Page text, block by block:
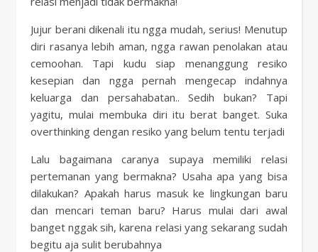
Jujur berani dikenali itu ngga mudah, serius! Menutup
diri rasanya lebih aman, ngga rawan penolakan atau
cemoohan. Tapi kudu siap menanggung resiko
kesepian dan ngga pernah mengecap indahnya
keluarga dan persahabatan.. Sedih bukan? Tapi
yagitu, mulai membuka diri itu berat banget. Suka
overthinking dengan resiko yang belum tentu terjadi
Lalu bagaimana caranya supaya memiliki relasi
pertemanan yang bermakna? Usaha apa yang bisa
dilakukan? Apakah harus masuk ke lingkungan baru
dan mencari teman baru? Harus mulai dari awal
banget nggak sih, karena relasi yang sekarang sudah
begitu aja sulit berubahnya